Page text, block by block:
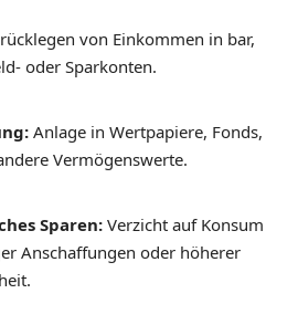
von Einkommen in bar,
oder Sparkonten.
Anlage in Wertpapiere, Fonds,
Vermögenswerte.
Sparen: Verzicht auf Konsum
Anschaffungen oder höherer